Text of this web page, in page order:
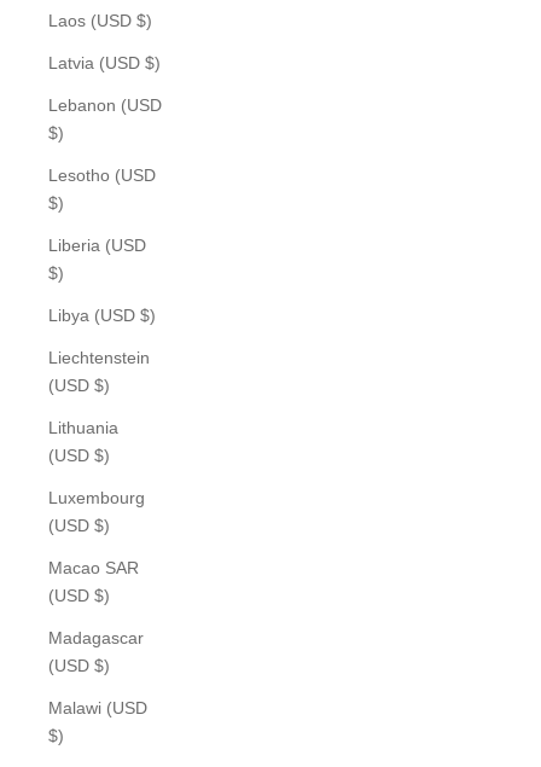
Laos (USD $)
Latvia (USD $)
Lebanon (USD
$)
Lesotho (USD
$)
Liberia (USD
$)
Libya (USD $)
Liechtenstein
(USD $)
Lithuania
(USD $)
Luxembourg
(USD $)
Macao SAR
(USD $)
Madagascar
(USD $)
Malawi (USD
$)